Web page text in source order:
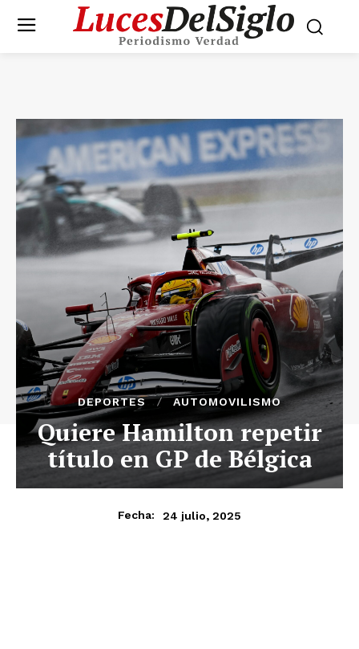
DEPORTES AUTOMOVILISMO
Quiere Hamilton repetir
título en GP de Bélgica
Fecha: 24 julio, 2025